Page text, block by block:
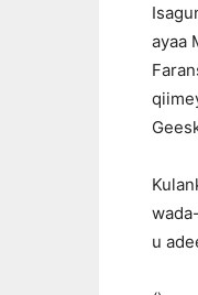
ayaa
u